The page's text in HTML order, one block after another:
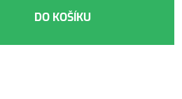
DO KOŠÍKU